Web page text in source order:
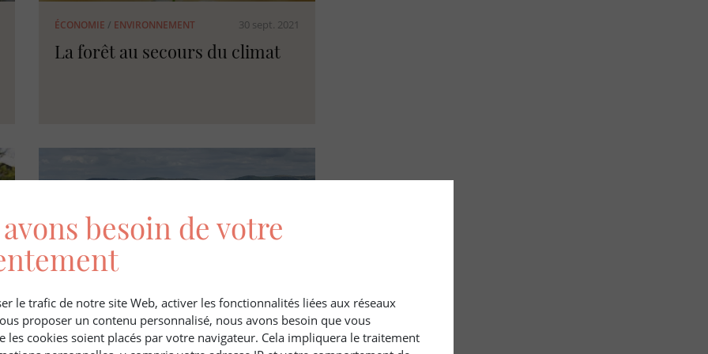
ÉCONOMIE / ENVIRONNEMENT 30 sept. 2021
La forêt au secours du climat
ÉCONOMIE/ENVIRONNEMENT 30 juin 2022
besoin de votre
le trafic de notre site Web, activer les fonctionnalités liées aux réseaux
proposer un contenu personnalisé, nous avons besoin que vous
les cookies soient placés par votre navigateur. Cela impliquera le traitement